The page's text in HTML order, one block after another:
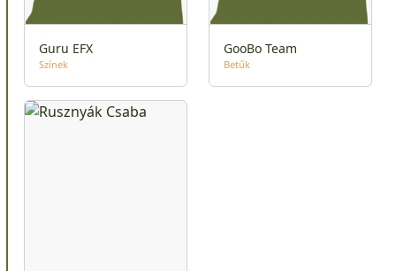
Guru EFX
Színek
GooBo Team
Betűk